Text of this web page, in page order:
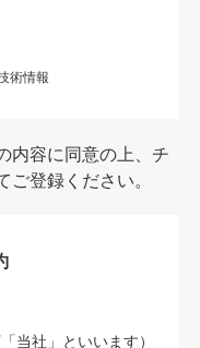
術情報
内容に同意の上、チ
登録ください。
当社」といいます）